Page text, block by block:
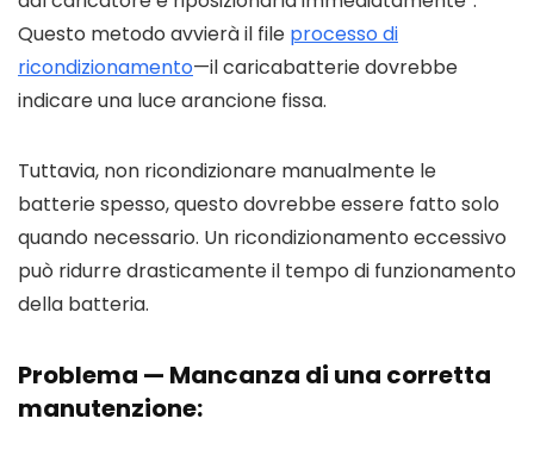
Questo metodo avvierà il file processo di
ricondizionamento—il caricabatterie dovrebbe
indicare una luce arancione fissa.
Tuttavia, non ricondizionare manualmente le
batterie spesso, questo dovrebbe essere fatto solo
quando necessario. Un ricondizionamento eccessivo
può ridurre drasticamente il tempo di funzionamento
della batteria.
Problema — Mancanza di una corretta
manutenzione: